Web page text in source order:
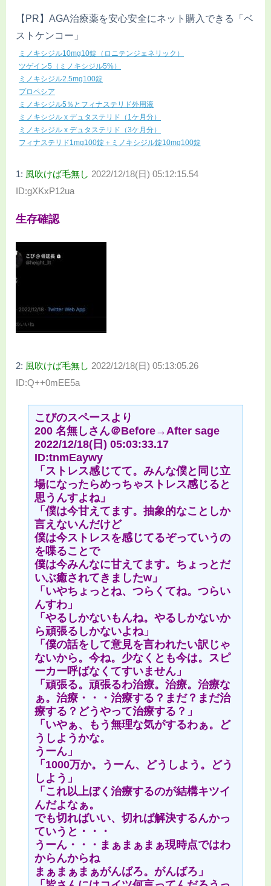
【PR】AGA治療薬を安心安全にネット購入できる「ベ
ストケンコー」
ミノキシジル10mg10錠（ロニテンジェネリック）
ツゲイン5（ミノキシジル5%）
ミノキシジル2.5mg100錠
プロペシア
ミノキシジル5％とフィナステリド外用液
ミノキシジル x デュタステリド（1ケ月分）
ミノキシジル x デュタステリド（3ケ月分）
フィナステリド1mg100錠＋ミノキシジル錠10mg100錠
1: 風吹けば毛無し 2022/12/18(日) 05:12:15.54
ID:gXKxP12ua
生存確認
2: 風吹けば毛無し 2022/12/18(日) 05:13:05.26
ID:Q++0mEE5a
こびのスペースより
200 名無しさん＠Before→After sage
2022/12/18(日) 05:03:33.17
ID:tnmEaywy
「ストレス感じてて。みんな僕と同じ立
場になったらめっちゃストレス感じると
思うんすよね」
「僕は今甘えてます。抽象的なことしか
言えないんだけど
僕は今ストレスを感じてるぞっていうの
を喋ることで
僕は今みんなに甘えてます。ちょっとだ
いぶ癒されてきましたw」
「いやちょっとね、つらくてね。つらい
んすわ」
「やるしかないもんね。やるしかないか
ら頑張るしかないよね」
「僕の話をして意見を言われたい訳じゃ
ないから。今ね。少なくとも今は。スピ
ーカー呼ばなくてすいません」
「頑張る。頑張るわ治療。治療。治療な
ぁ。治療・・・治療する？まだ？まだ治
療する？どうやって治療する？」
「いやぁ、もう無理な気がするわぁ。ど
うしようかな。
うーん」
「1000万か。うーん、どうしよう。どう
しよう」
「これ以上ぼく治療するのが結構キツイ
んだよなぁ。
でも切ればいい、切れば解決するんかっ
ていうと・・・
うーん・・・まぁまぁまぁ現時点ではわ
からんからね
まぁまぁまぁがんばろ。がんばろ」